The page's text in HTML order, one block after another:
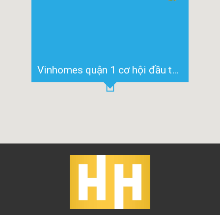
Vinhomes quận 1 cơ hội đầu tư với căn hộ OT 74m2 bán hoặc cho thuê